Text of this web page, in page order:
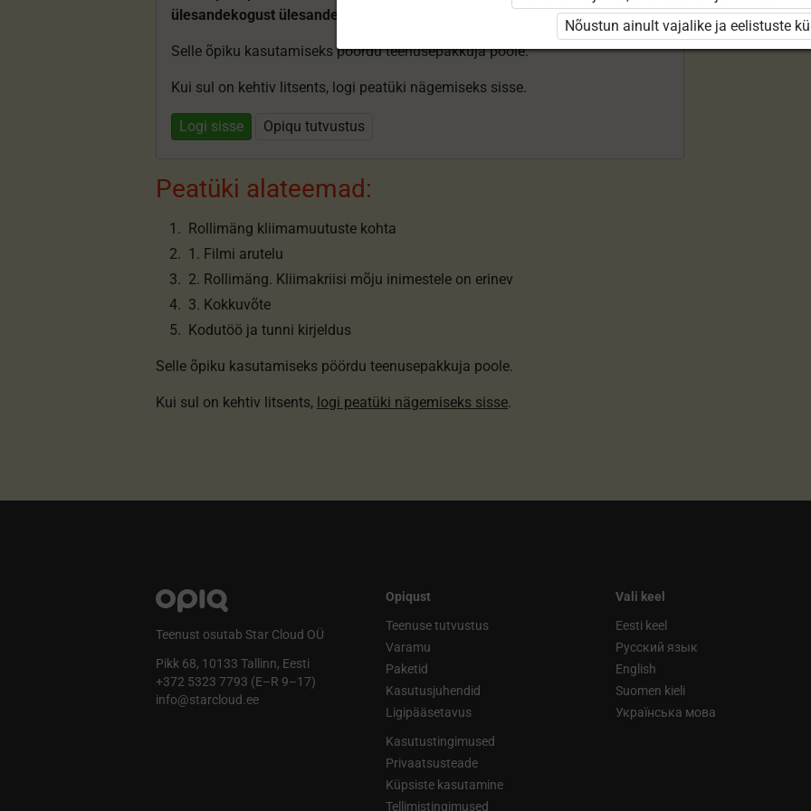
ülesandekogust ülesandeid.
Selle õpiku kasutamiseks pöördu teenusepakkuja poole.
Kui sul on kehtiv litsents, logi peatüki nägemiseks sisse.
Logi sisse Opiqu tutvustus
Peatüki alateemad:
Rollimäng kliimamuutuste kohta
1. Filmi arutelu
2. Rollimäng. Kliimakriisi mõju inimestele on erinev
3. Kokkuvõte
Kodutöö ja tunni kirjeldus
Selle õpiku kasutamiseks pöördu teenusepakkuja poole.
Kui sul on kehtiv litsents, logi peatüki nägemiseks sisse.
Teenust osutab Star Cloud OÜ
Pikk 68, 10133 Tallinn, Eesti
+372 5323 7793 (E–R 9–17)
info@starcloud.ee
Opiqust
Teenuse tutvustus
Varamu
Paketid
Kasutusjuhendid
Ligipääsetavus
Kasutustingimused
Privaatsusteade
Küpsiste kasutamine
Tellimistingimused
Vali keel
Eesti keel
Русский язык
English
Suomen kieli
Українська мова
Nõustun ainult vajalike ja eelistuste